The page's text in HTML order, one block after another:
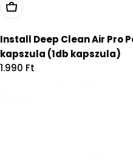
Kosárba
Install Deep Clean Air Pro
kapszula (1db kapszula)
Regular
1.990 Ft